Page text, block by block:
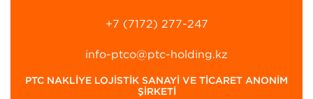
+7 (7172) 277-247
info-ptco@ptc-holding.kz
PTC NAKLİYE LOJİSTİK SANAYİ VE TİCARET ANONİM
ŞİRKETİ